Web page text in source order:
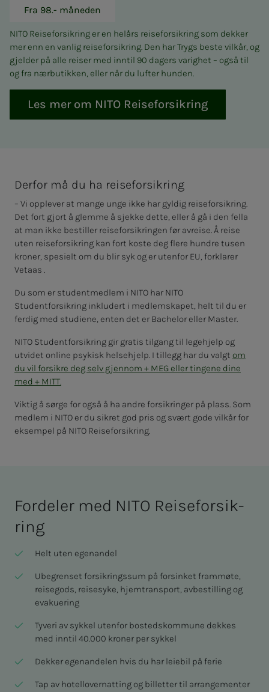
Fra 98.- måneden
NITO Reiseforsikring er en helårs reiseforsikring som dekker
mer enn en vanlig reiseforsikring. Den har Trygs beste vilkår, og
gjelder på alle reiser med inntil 90 dagers varighet – også til
og fra nærbutikken, eller når du lufter hunden.
Les mer om NITO Reiseforsikring
Derfor må du ha reiseforsikring
– Vi opplever at mange unge ikke har gyldig reiseforsikring.
Det fort gjort å glemme å sjekke dette, eller å gå i den fella
at man ikke bestiller reiseforsikringen før avreise. Å reise
uten reiseforsikring kan fort koste deg flere hundre tusen
kroner, spesielt om du blir syk og er utenfor EU, forklarer
Vetaas .
Du som er studentmedlem i NITO har NITO
Studentforsikring inkludert i medlemskapet, helt til du er
ferdig med studiene, enten det er Bachelor eller Master.
NITO Studentforsikring gir gratis tilgang til legehjelp og
utvidet online psykisk helsehjelp. I tillegg har du valgt om
du vil forsikre deg selv gjennom + MEG eller tingene dine
med + MITT.
Viktig å sørge for også å ha andre forsikringer på plass. Som
medlem i NITO er du sikret god pris og svært gode vilkår for
eksempel på NITO Reiseforsikring.
For­­­de­­­ler med NITO Reise­­­for­­­sik­
ring
Helt uten egenandel
Ubegrenset forsikringssum på forsinket frammøte,
reisegods, reisesyke, hjemtransport, avbestilling og
evakuering
Tyveri av sykkel utenfor bostedskommune dekkes
med inntil 40.000 kroner per sykkel
Dekker egenandelen hvis du har leiebil på ferie
Tap av hotellovernatting og billetter til arrangementer